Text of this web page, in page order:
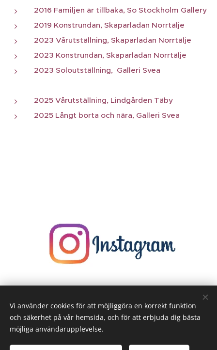
2016 Familjen är tillbaka, So Stockholm Gallery
2019 Konstrundan, Skaparladan Norrtälje
2023 Vårutställning, Skaparladan Norrtälje
2023 Konstrundan, Skaparladan Norrtälje
2023 Soloutställning, Galleri Svea
2025 Vårutställning, Lindgården Täby
2025 Långt borta och nära, Galleri Svea
Vi använder cookies för att möjliggöra en korrekt funktion
och säkerhet på vår hemsida, och för att erbjuda dig bästa
möjliga användarupplevelse.